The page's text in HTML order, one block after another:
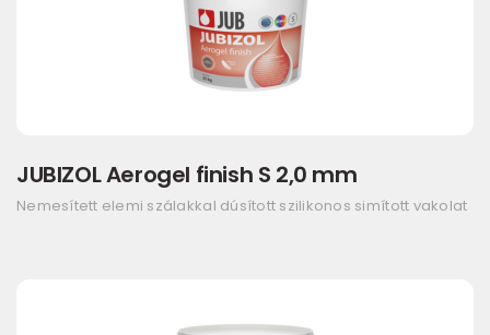
JUBIZOL Aerogel finish S 2,0 mm
Nemesített elemi szálakkal dúsított szilikonos simított vakolat